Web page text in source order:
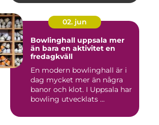
02. jun
Bowlinghall uppsala mer
än bara en aktivitet en
fredagkväll
En modern bowlinghall är i
dag mycket mer än några
banor och klot. I Uppsala har
bowling utvecklats ...